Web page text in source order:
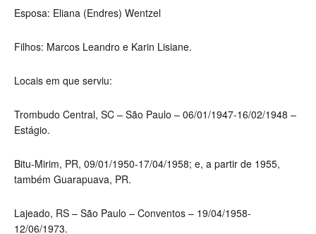
Esposa: Eliana (Endres) Wentzel
Filhos: Marcos Leandro e Karin Lisiane.
Locais em que serviu:
Trombudo Central, SC – São Paulo – 06/01/1947-16/02/1948 –
Estágio.
Bitu-Mirim, PR, 09/01/1950-17/04/1958; e, a partir de 1955,
também Guarapuava, PR.
Lajeado, RS – São Paulo – Conventos – 19/04/1958-
12/06/1973.